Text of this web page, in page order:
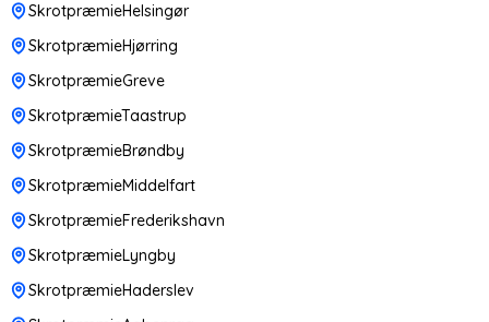
SkrotpræmieHelsingør
SkrotpræmieHjørring
SkrotpræmieGreve
SkrotpræmieTaastrup
SkrotpræmieBrøndby
SkrotpræmieMiddelfart
SkrotpræmieFrederikshavn
SkrotpræmieLyngby
SkrotpræmieHaderslev